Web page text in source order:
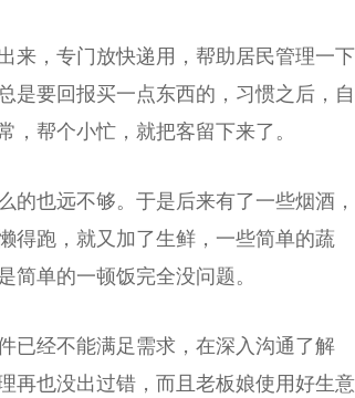
来，专门放快递用，帮助居民管理一下
是要回报买一点东西的，习惯之后，自
帮个小忙，就把客留下来了。
也远不够。于是后来有了一些烟酒，
得跑，就又加了生鲜，一些简单的蔬
单的一顿饭完全没问题。
已经不能满足需求，在深入沟通了解
再也没出过错，而且老板娘使用好生意